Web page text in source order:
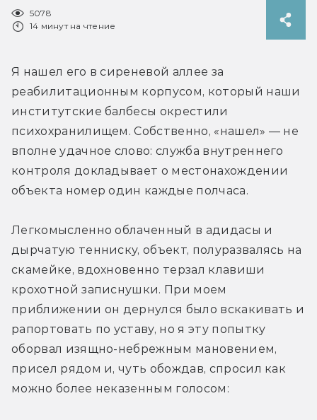
5078
14 минут на чтение
Я нашел его в сиреневой аллее за
реабилитационным корпусом, который наши
институтские балбесы окрестили
психохранилищем. Собственно, «нашел» — не
вполне удачное слово: служба внутреннего
контроля докладывает о местонахождении
объекта номер один каждые полчаса.
Легкомысленно облаченный в адидасы и
дырчатую тенниску, объект, полуразвалясь на
скамейке, вдохновенно терзал клавиши
крохотной записнушки. При моем
приближении он дернулся было вскакивать и
рапортовать по уставу, но я эту попытку
оборвал изящно-небрежным мановением,
присел рядом и, чуть обождав, спросил как
можно более неказенным голосом: